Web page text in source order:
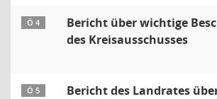
Ö 4
Bericht über wichtige
des Kreisausschusses
Ö 5
Bericht des Landrates